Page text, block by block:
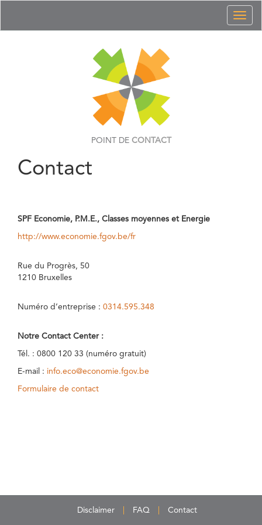
POINT DE CONTACT
Contact
SPF Economie, P.M.E., Classes moyennes et Energie
http://www.economie.fgov.be/fr
Rue du Progrès, 50
1210 Bruxelles
Numéro d’entreprise : 0314.595.348
Notre Contact Center :
Tél. : 0800 120 33 (numéro gratuit)
E-mail : info.eco@economie.fgov.be
Formulaire de contact
Disclaimer FAQ Contact